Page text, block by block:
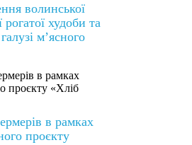
волинської
худоби та
м’ясного
в рамках
проєкту